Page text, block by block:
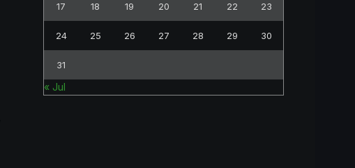
17 18 19 20 21 22 23
24 25 26 27 28 29 30
31
« Jul